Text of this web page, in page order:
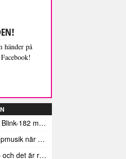
händer på
Lyssna: Busu formar Sveriges Blink-182 med sin nya pop-punk-rap-låt
PREMIÄR: Mio min Mio blir popmusik när Ungdom släpper sin debutvideo
Twin Peaks återvänder i maj – och det är rena heroinet enligt Showtimes boss